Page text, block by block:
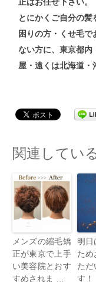
とにかくご自分の
困りの方・くせ毛
ない方に、東京都内
屋・遠くは北海道・
関連してい
メンズの縮毛矯
正が東京で上手
い美容院とおす
すめされま …
明
ため
ただ
す！